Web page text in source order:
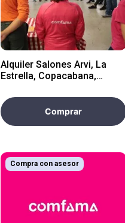
Alquiler Salones Arvi, La
Estrella, Copacabana,
Comprar
Compra con asesor